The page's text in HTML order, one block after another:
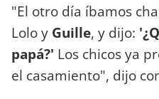
"El otro día íbamos
Lolo y Guille, y dijo:
papá?' Los chicos ya
el casamiento", dijo